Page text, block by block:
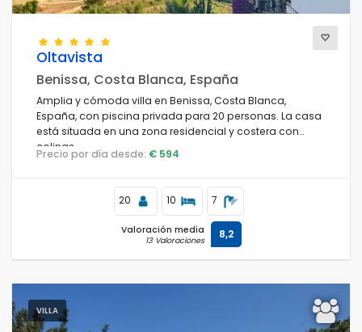
Oltavista
Benissa, Costa Blanca, España
Amplia y cómoda villa en Benissa, Costa Blanca,
España, con piscina privada para 20 personas. La casa
está situada en una zona residencial y costera con
colinas.
Precio por día desde: € 594
20 10 7
Valoración media
13 Valoraciones 8,2
VILLA